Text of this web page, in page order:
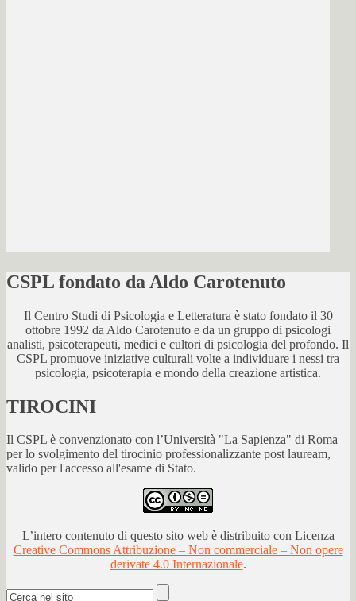
CSPL fondato da Aldo Carotenuto
Il Centro Studi di Psicologia e Letteratura è stato fondato il 30
ottobre 1992 da Aldo Carotenuto e da un gruppo di psicologi
analisti, psicoterapeuti, medici e cultori di psicologia del profondo. Il
CSPL promuove iniziative culturali volte a individuare i nessi tra
psicologia, psicoterapia e mondo della creazione artistica.
TIROCINI
Il CSPL è convenzionato con l’Università "La Sapienza" di Roma
per lo svolgimento del tirocinio professionalizzante post lauream,
valido per l'accesso all'esame di Stato.
L’intero contenuto di questo sito web è distribuito con Licenza
Creative Commons Attribuzione – Non commerciale – Non opere
derivate 4.0 Internazionale.